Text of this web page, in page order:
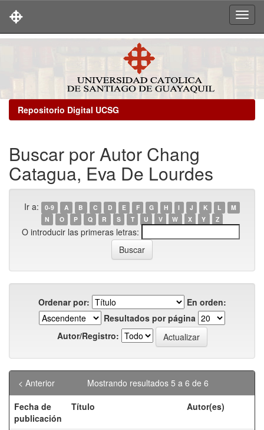
Repositorio Digital UCSG
Buscar por Autor Chang
Catagua, Eva De Lourdes
Ir a: 0-9 A B C D E F G H I J K L
M
N
O P Q R S T U V W X Y Z
O introducir las primeras letras:
Ordenar por:
En orden:
Resultados por página
Autor/Registro:
Mostrando resultados 5 a 6 de 6
< Anterior
Fecha de
publicación
Título Autor(es)